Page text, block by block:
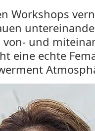
Workshops
und
eine echte